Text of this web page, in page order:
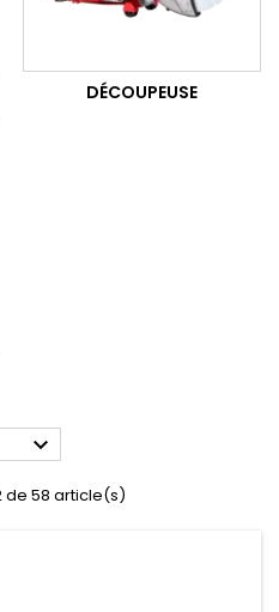
DÉCOUPEUSE

de 58 article(s)